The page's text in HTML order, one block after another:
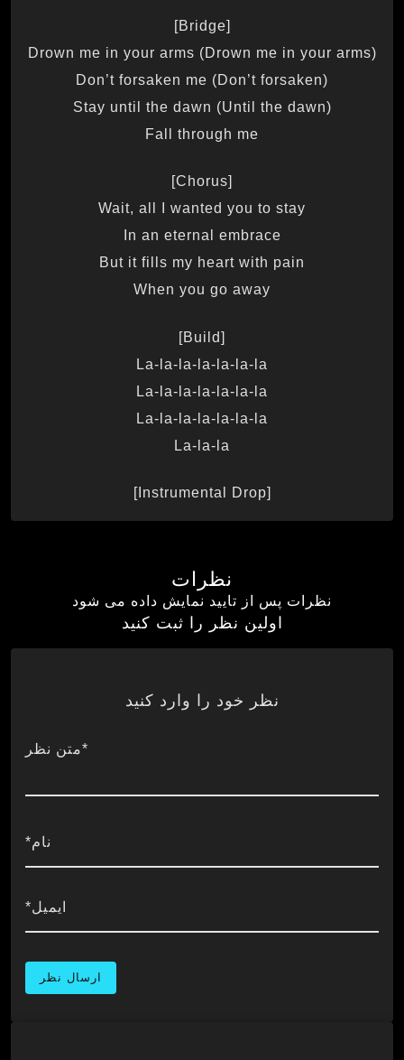
[Bridge]
Drown me in your arms (Drown me in your arms)
Don’t forsaken me (Don’t forsaken)
Stay until the dawn (Until the dawn)
Fall through me
[Chorus]
Wait, all I wanted you to stay
In an eternal embrace
But it fills my heart with pain
When you go away
[Build]
La-la-la-la-la-la-la
La-la-la-la-la-la-la
La-la-la-la-la-la-la
La-la-la
[Instrumental Drop]
نظرات
نظرات پس از تایید نمایش داده می شود
اولین نظر را ثبت کنید
نظر خود را وارد کنید
*متن نظر
نام*
ایمیل*